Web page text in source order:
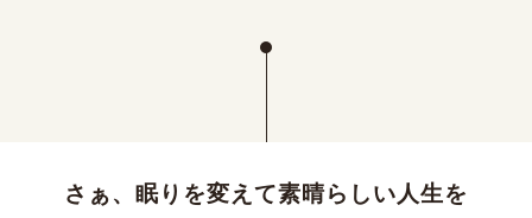
さぁ、眠りを変えて素晴らしい人生を